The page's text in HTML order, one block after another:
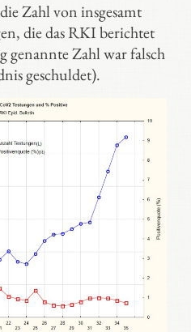
Zahl von insgesamt
die das RKI berichtet
genannte Zahl war falsch
geschuldet).